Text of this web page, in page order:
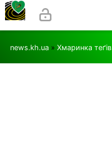
news.kh.ua » Хмаринка теґів